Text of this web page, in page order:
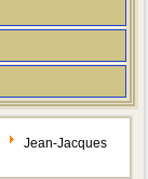
Jean-Jacques